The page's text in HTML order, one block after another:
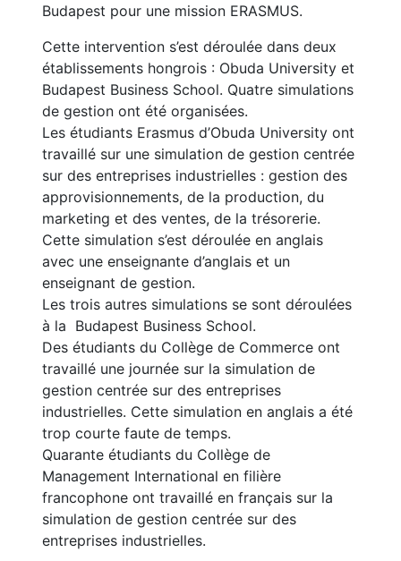
Budapest pour une mission ERASMUS.
Cette intervention s’est déroulée dans deux
établissements hongrois : Obuda University et
Budapest Business School. Quatre simulations
de gestion ont été organisées.
Les étudiants Erasmus d’Obuda University ont
travaillé sur une simulation de gestion centrée
sur des entreprises industrielles : gestion des
approvisionnements, de la production, du
marketing et des ventes, de la trésorerie.
Cette simulation s’est déroulée en anglais
avec une enseignante d’anglais et un
enseignant de gestion.
Les trois autres simulations se sont déroulées
à la Budapest Business School.
Des étudiants du Collège de Commerce ont
travaillé une journée sur la simulation de
gestion centrée sur des entreprises
industrielles. Cette simulation en anglais a été
trop courte faute de temps.
Quarante étudiants du Collège de
Management International en filière
francophone ont travaillé en français sur la
simulation de gestion centrée sur des
entreprises industrielles.